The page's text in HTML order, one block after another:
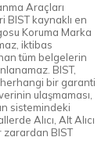
Araçları
BIST kaynaklı en
Koruma Marka
iktibas
tüm belgelerin
BIST,
herhangi bir garanti
ulaşmaması,
sistemindeki
Alıcı, Alt Alıcı
zarardan BIST